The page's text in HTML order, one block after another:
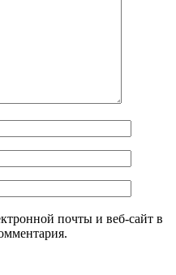
почты и веб-сайт в